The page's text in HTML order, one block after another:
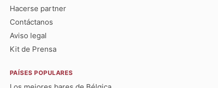
Hacerse partner
Contáctanos
Aviso legal
Kit de Prensa
PAÍSES POPULARES